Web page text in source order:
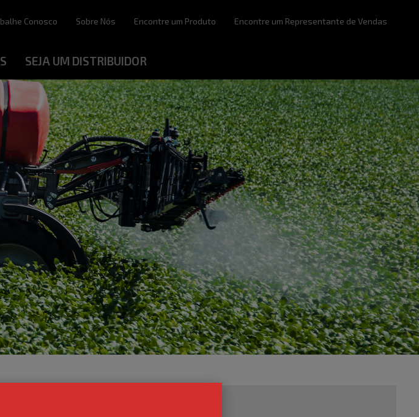
Conosco Sobre Nós Encontre um Produto Encontre um Representante de Vendas
SEJA UM DISTRIBUIDOR